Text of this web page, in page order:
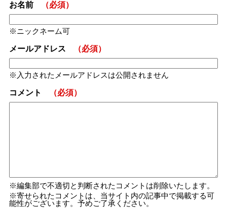
お名前 （必須）
ニックネーム可
メールアドレス （必須）
入力されたメールアドレスは公開されません
コメント （必須）
編集部で不適切と判断されたコメントは削除いたします。
寄せられたコメントは、当サイト内の記事中で掲載する可
能性がございます。予めご了承ください。